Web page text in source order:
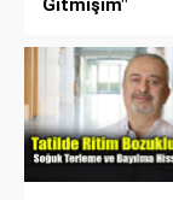
Gitmişim"